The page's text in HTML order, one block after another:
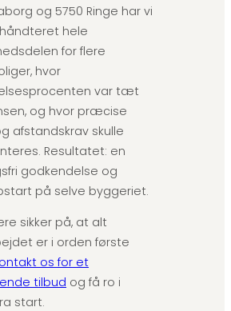
og 5750 Ringe har vi
hele
for flere
hvor
var tæt
og hvor præcise
afstandskrav skulle
Resultatet: en
godkendelse og
på selve byggeriet.
sikker på, at alt
er i orden første
os for et
tilbud og få ro i
start.